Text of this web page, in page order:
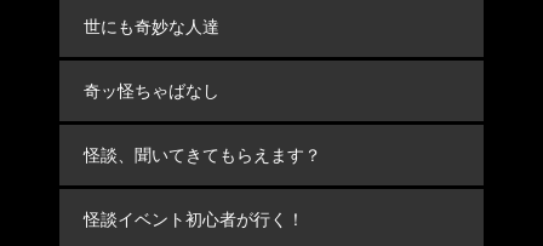
世にも奇妙な人達
奇ッ怪ちゃばなし
怪談、聞いてきてもらえます？
怪談イベント初心者が行く！